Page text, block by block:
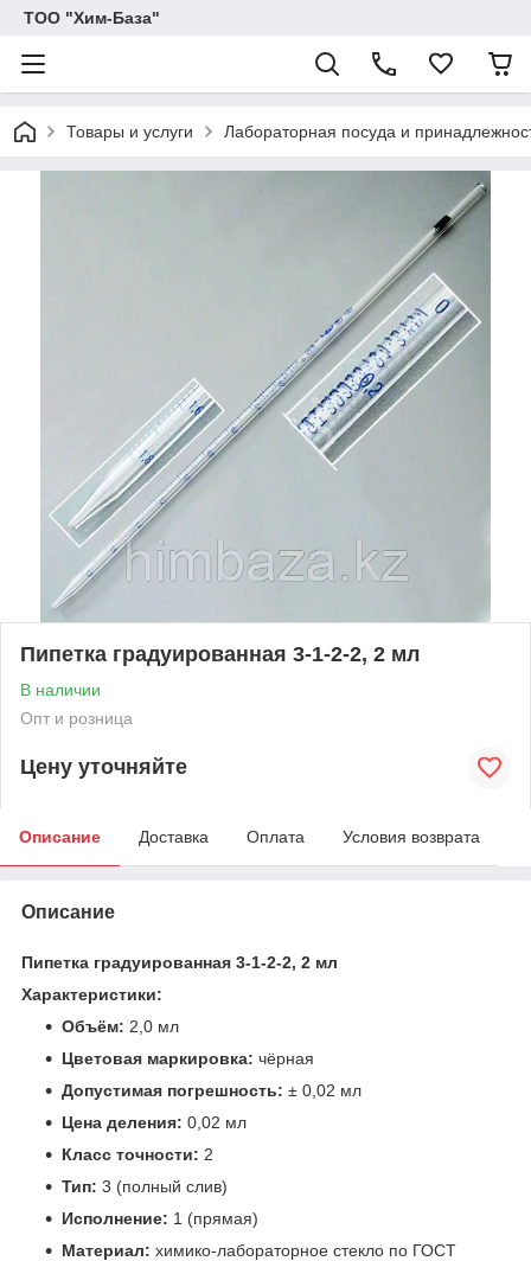
ТОО "Хим-База"
Товары и услуги Лабораторная посуда и
Пипетка градуированная 3-1-2-2, 2 мл
В наличии
Опт и розница
Цену уточняйте
Описание Доставка Оплата Условия возврата
Описание
Пипетка градуированная 3-1-2-2, 2 мл
Характеристики:
Объём: 2,0 мл
Цветовая маркировка: чёрная
Допустимая погрешность: ± 0,02 мл
Цена деления: 0,02 мл
Класс точности: 2
Тип: 3 (полный слив)
Исполнение: 1 (прямая)
Материал: химико-лабораторное стекло по ГОСТ